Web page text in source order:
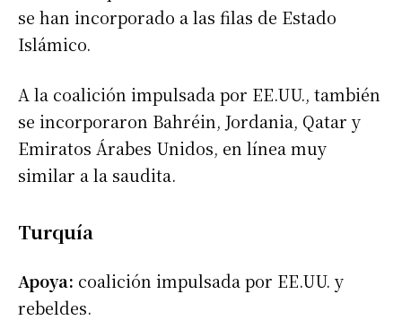
se han incorporado a las filas de Estado
Islámico.
A la coalición impulsada por EE.UU., también
se incorporaron Bahréin, Jordania, Qatar y
Emiratos Árabes Unidos, en línea muy
similar a la saudita.
Turquía
Apoya: coalición impulsada por EE.UU. y
rebeldes.